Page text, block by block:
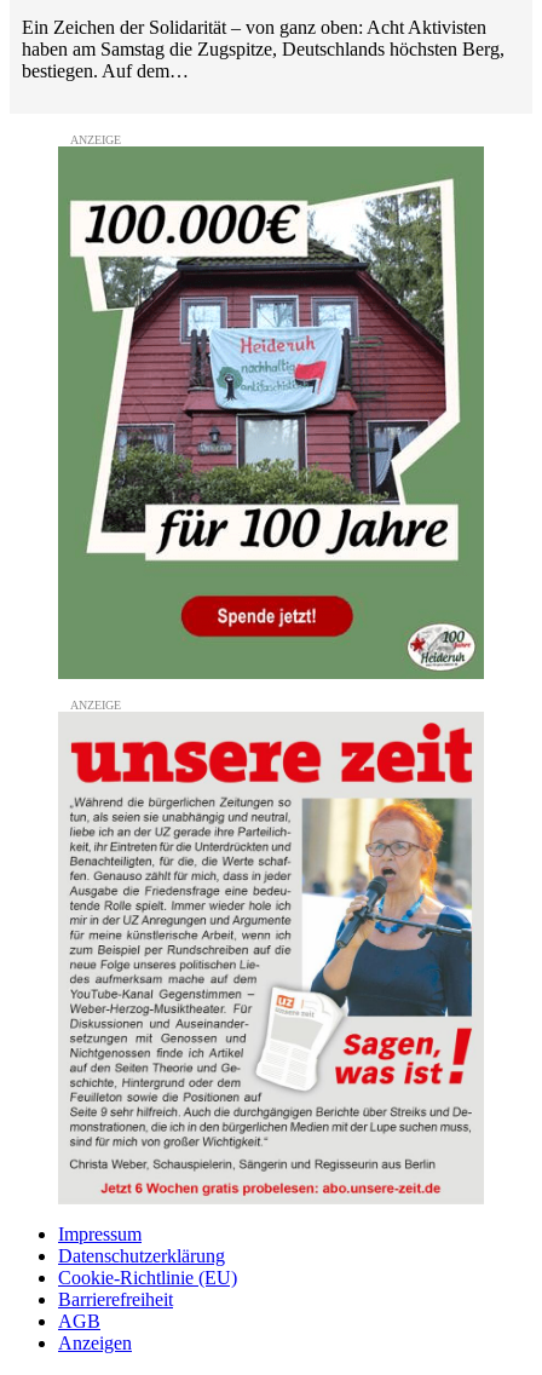
Ein Zeichen der Solidarität – von ganz oben: Acht Aktivisten
haben am Samstag die Zugspitze, Deutschlands höchsten Berg,
bestiegen. Auf dem…
Impressum
Datenschutzerklärung
Cookie-Richtlinie (EU)
Barrierefreiheit
AGB
Anzeigen